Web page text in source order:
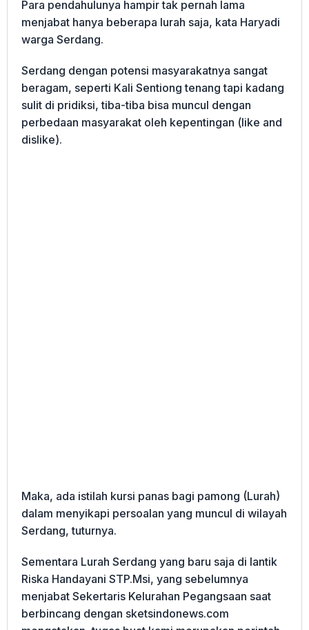
Para pendahulunya hampir tak pernah lama
menjabat hanya beberapa lurah saja, kata Haryadi
warga Serdang.
Serdang dengan potensi masyarakatnya sangat
beragam, seperti Kali Sentiong tenang tapi kadang
sulit di pridiksi, tiba-tiba bisa muncul dengan
perbedaan masyarakat oleh kepentingan (like and
dislike).
Maka, ada istilah kursi panas bagi pamong (Lurah)
dalam menyikapi persoalan yang muncul di wilayah
Serdang, tuturnya.
Sementara Lurah Serdang yang baru saja di lantik
Riska Handayani STP.Msi, yang sebelumnya
menjabat Sekertaris Kelurahan Pegangsaan saat
berbincang dengan sketsindonews.com